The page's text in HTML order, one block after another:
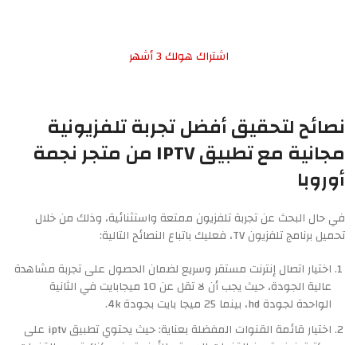
اشتراك هولك 3 أشهر
نصائح لتحقيق أفضل تجربة تلفزيونية
مجانية مع تطبيق IPTV من متجر نجمة
أوروبا
في حال البحث عن تجربة تلفزيون ممتعة واستثنائية، وذلك من خلال
تحميل برنامج تلفزيون TV، فعليك باتباع النصائح التالية:
اختيار اتصال إنترنت مستقر وسريع لضمان الحصول على تجربة مشاهدة
عالية الجودة، حيث يجب أن لا تقل عن 10 ميجابايت في الثانية
الواحدة لجودة hd، بينما 25 ميجا بايت بجودة 4k.
اختيار قائمة القنوات المفضلة بعناية: حيث يحتوي تطبيق iptv على